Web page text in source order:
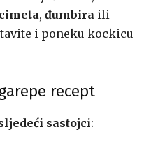
cimeta, đumbira ili
i poneku kockicu
recept
sastojci: